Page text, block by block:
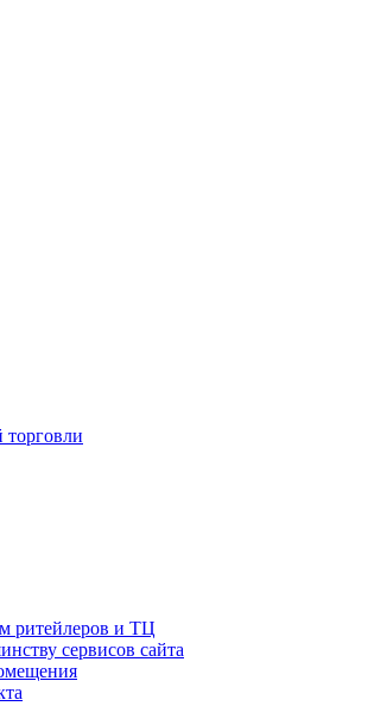
торговли
ритейлеров и ТЦ
сервисов сайта